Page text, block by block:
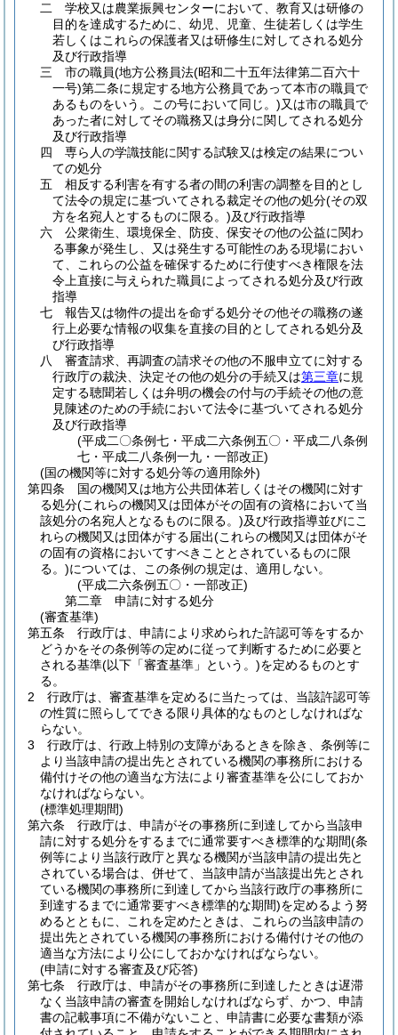
二
学校又は農業振興センターにおいて、教育又は研修の
目的を達成するために、幼児、児童、生徒若しくは学生
若しくはこれらの保護者又は研修生に対してされる処分
及び行政指導
三
市の職員(地方公務員法(昭和二十五年法律第二百六十
一号)第二条に規定する地方公務員であって本市の職員で
あるものをいう。この号において同じ。)又は市の職員で
あった者に対してその職務又は身分に関してされる処分
及び行政指導
四
専ら人の学識技能に関する試験又は検定の結果につい
ての処分
五
相反する利害を有する者の間の利害の調整を目的とし
て法令の規定に基づいてされる裁定その他の処分(その双
方を名宛人とするものに限る。)及び行政指導
六
公衆衛生、環境保全、防疫、保安その他の公益に関わ
る事象が発生し、又は発生する可能性のある現場におい
て、これらの公益を確保するために行使すべき権限を法
令上直接に与えられた職員によってされる処分及び行政
指導
七
報告又は物件の提出を命ずる処分その他その職務の遂
行上必要な情報の収集を直接の目的としてされる処分及
び行政指導
八
審査請求、再調査の請求その他の不服申立てに対する
行政庁の裁決、決定その他の処分の手続又は第三章に規
定する聴聞若しくは弁明の機会の付与の手続その他の意
見陳述のための手続において法令に基づいてされる処分
及び行政指導
(平成二〇条例七・平成二六条例五〇・平成二八条例
七・平成二八条例一九・一部改正)
(国の機関等に対する処分等の適用除外)
第四条
国の機関又は地方公共団体若しくはその機関に対す
る処分(これらの機関又は団体がその固有の資格において当
該処分の名宛人となるものに限る。)及び行政指導並びにこ
れらの機関又は団体がする届出(これらの機関又は団体がそ
の固有の資格においてすべきこととされているものに限
る。)については、この条例の規定は、適用しない。
(平成二六条例五〇・一部改正)
第二章
申請に対する処分
(審査基準)
第五条
行政庁は、申請により求められた許認可等をするか
どうかをその条例等の定めに従って判断するために必要と
される基準(以下「審査基準」という。)を定めるものとす
る。
2
行政庁は、審査基準を定めるに当たっては、当該許認可等
の性質に照らしてできる限り具体的なものとしなければな
らない。
3
行政庁は、行政上特別の支障があるときを除き、条例等に
より当該申請の提出先とされている機関の事務所における
備付けその他の適当な方法により審査基準を公にしておか
なければならない。
(標準処理期間)
第六条
行政庁は、申請がその事務所に到達してから当該申
請に対する処分をするまでに通常要すべき標準的な期間(条
例等により当該行政庁と異なる機関が当該申請の提出先と
されている場合は、併せて、当該申請が当該提出先とされ
ている機関の事務所に到達してから当該行政庁の事務所に
到達するまでに通常要すべき標準的な期間)を定めるよう努
めるとともに、これを定めたときは、これらの当該申請の
提出先とされている機関の事務所における備付けその他の
適当な方法により公にしておかなければならない。
(申請に対する審査及び応答)
第七条
行政庁は、申請がその事務所に到達したときは遅滞
なく当該申請の審査を開始しなければならず、かつ、申請
書の記載事項に不備がないこと、申請書に必要な書類が添